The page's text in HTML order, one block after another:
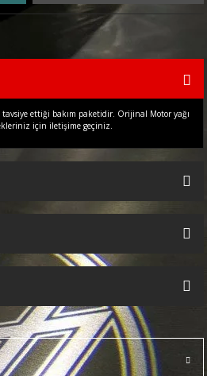
tavsiye ettiği bakım paketidir. Orijinal Motor yağı
için iletişime geçiniz.
yorumu siz yapın!
açıklamalarında ve diğer
noktaları öneri formunu kullanarak
ederiz.